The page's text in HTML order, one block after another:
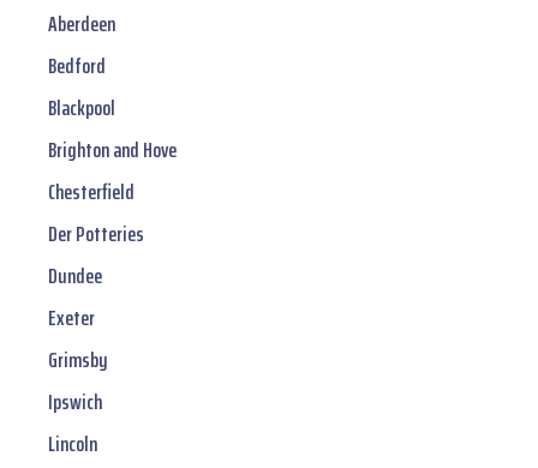
Aberdeen
Bedford
Blackpool
Brighton and Hove
Chesterfield
Der Potteries
Dundee
Exeter
Grimsby
Ipswich
Lincoln